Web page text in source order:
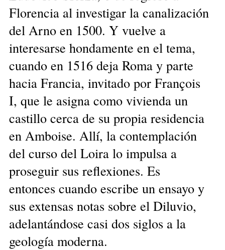
Florencia al investigar la canalización
del Arno en 1500. Y vuelve a
interesarse hondamente en el tema,
cuando en 1516 deja Roma y parte
hacia Francia, invitado por François
I, que le asigna como vivienda un
castillo cerca de su propia residencia
en Amboise. Allí, la contemplación
del curso del Loira lo impulsa a
proseguir sus reflexiones. Es
entonces cuando escribe un ensayo y
sus extensas notas sobre el Diluvio,
adelantándose casi dos siglos a la
geología moderna.